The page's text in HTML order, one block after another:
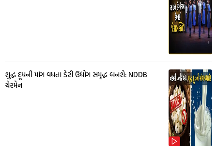
શુદ્ધ દૂધની માંગ વધતા ડેરી ઉદ્યોગ સમૃદ્ધ બનશે: NDDB
ચેરમેન